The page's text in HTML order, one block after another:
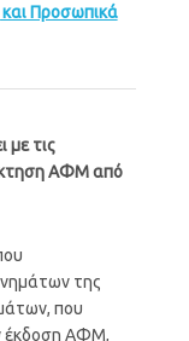
Προσωπικά
με τις
ΑΦΜ από
της
που
έκδοση ΑΦΜ,